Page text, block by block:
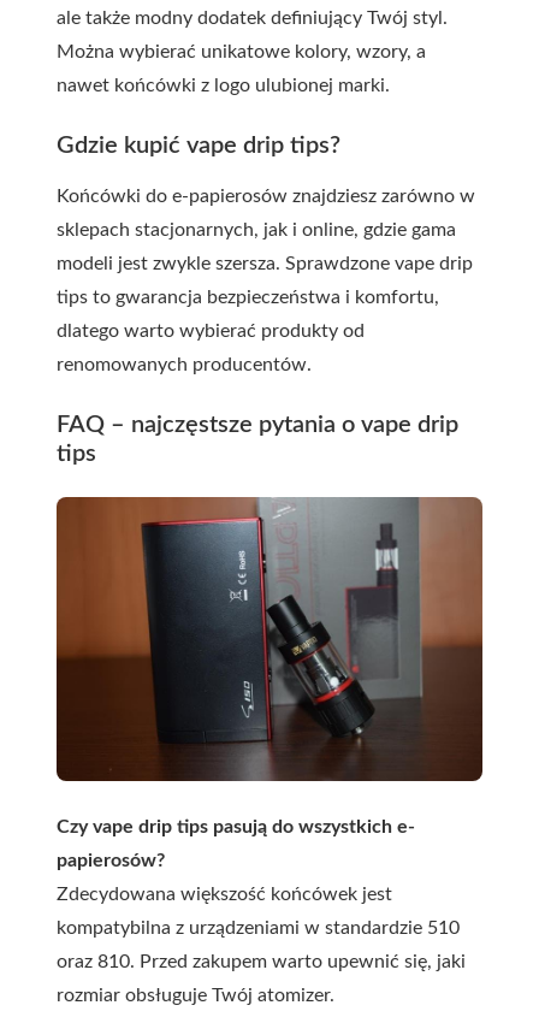
ale także modny dodatek definiujący Twój styl.
Można wybierać unikatowe kolory, wzory, a
nawet końcówki z logo ulubionej marki.
Gdzie kupić vape drip tips?
Końcówki do e-papierosów znajdziesz zarówno w
sklepach stacjonarnych, jak i online, gdzie gama
modeli jest zwykle szersza. Sprawdzone vape drip
tips to gwarancja bezpieczeństwa i komfortu,
dlatego warto wybierać produkty od
renomowanych producentów.
FAQ – najczęstsze pytania o vape drip
tips
Czy vape drip tips pasują do wszystkich e-
papierosów?
Zdecydowana większość końcówek jest
kompatybilna z urządzeniami w standardzie 510
oraz 810. Przed zakupem warto upewnić się, jaki
rozmiar obsługuje Twój atomizer.